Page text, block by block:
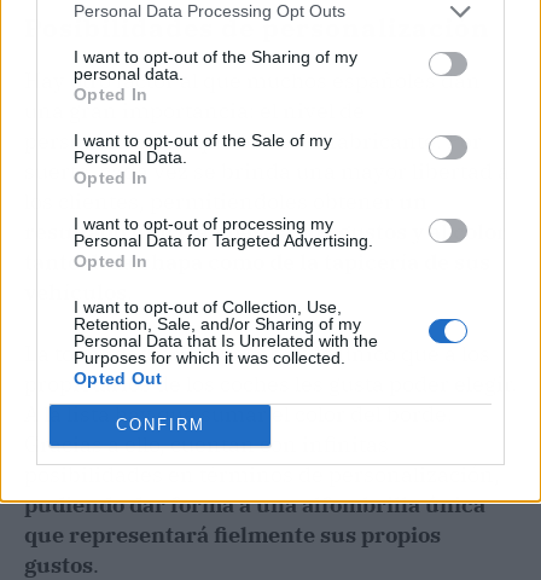
Personal Data Processing Opt Outs
I want to opt-out of the Sharing of my
personal data.
Opted In
I want to opt-out of the Sale of my
Personal Data.
Opted In
I want to opt-out of processing my
Personal Data for Targeted Advertising.
Opted In
I want to opt-out of Collection, Use,
Retention, Sale, and/or Sharing of my
Personal Data that Is Unrelated with the
Purposes for which it was collected.
Opted Out
CONFIRM
Posibilidades de personalización
Hay otro factor al que muchos españoles dan
una gran importancia: el nivel de
personalización que ofrece el fabricante. Por
suerte, cada vez se brinda una mayor libertad a
resultado único en base a sus gustos y al color
tanto de la chapa como de la tapicería de sus
La tonalidad principal no es lo único que a los
propietarios de los coches les gusta poder elegir.
A la lista hay que sumar el color del borde.
Gracias a ello, cuentan con infinitas
posibilidades en términos de personalización,
pudiendo dar forma a una alfombrilla única
que representará fielmente sus propios
gustos.